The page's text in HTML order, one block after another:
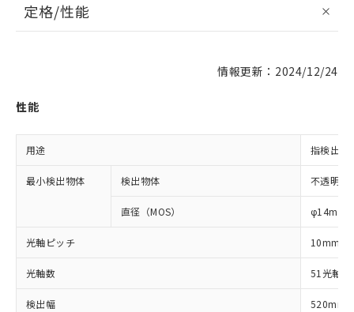
定格/性能
情報更新：2024/12/24
性能
用途 指検出用
最小検出物体 検出物体 不透明体
直径（MOS） φ14mm
光軸ピッチ 10mm
光軸数 51光軸
検出幅 520mm